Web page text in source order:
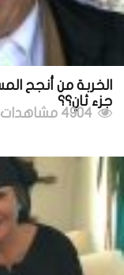
الخربة من أنجح
جزء ثانٍ؟؟